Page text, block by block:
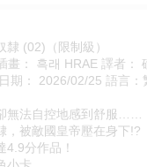
隸 (02)（限制級）
畫： 흑래 HRAE 譯者：
期： 2026/02/25 語言：
無法自控地感到舒服……
，被敵國皇帝壓在身下!?
分作品！